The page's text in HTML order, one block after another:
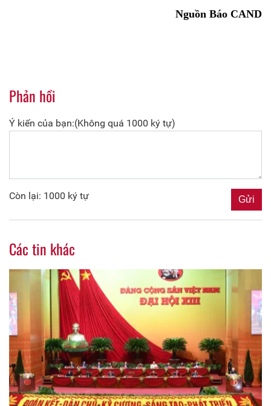
Nguồn Báo CAND
Phản hồi
Ý kiến của bạn:(Không quá 1000 ký tự)
Còn lại: 1000 ký tự
Các tin khác